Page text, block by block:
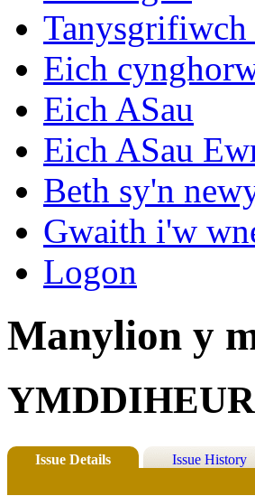
Tanysgrifiwch
Eich
Eich ASau
Eich ASau
Beth sy'n
Gwaith i'w
Logon
Manylion y
Issue Details Issue History